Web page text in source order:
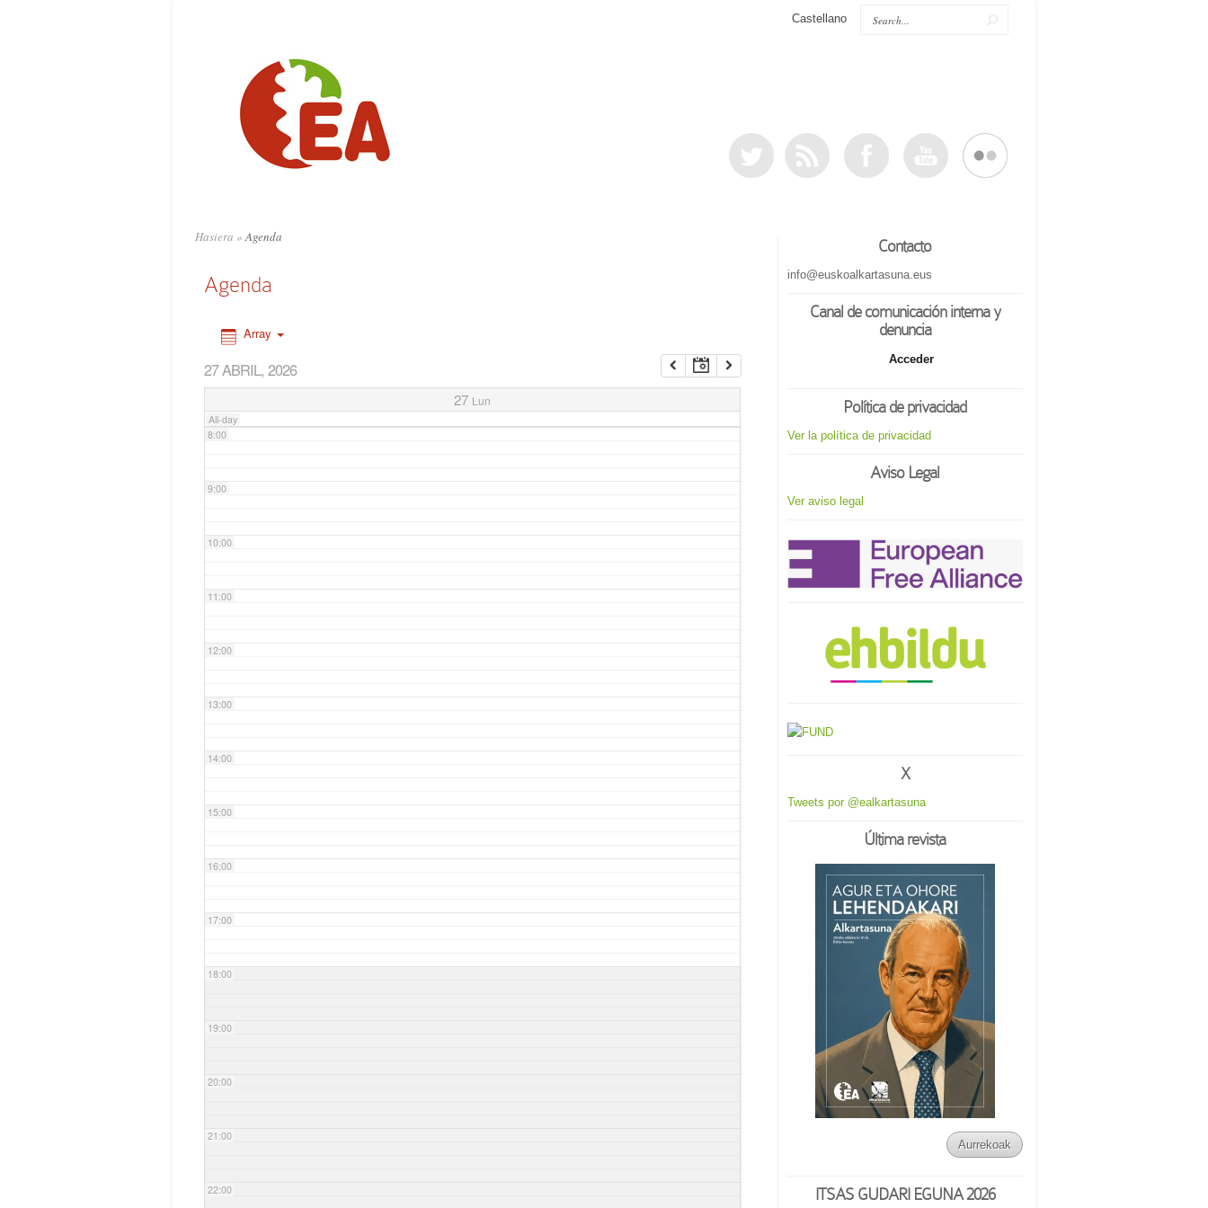
Castellano
Hasiera »Agenda
Agenda
Array
27 ABRIL, 2026
27 Lun
All-day
6:00
8:00
9:00
10:00
11:00
12:00
13:00
14:00
15:00
16:00
17:00
18:00
19:00
20:00
21:00
22:00
Contacto
info@euskoalkartasuna.eus
Canal de comunicación interna y
denuncia
Acceder
Política de privacidad
Ver la política de privacidad
Aviso Legal
Ver aviso legal
X
Tweets por @ealkartasuna
Última revista
Aurrekoak
ITSAS GUDARI EGUNA 2026